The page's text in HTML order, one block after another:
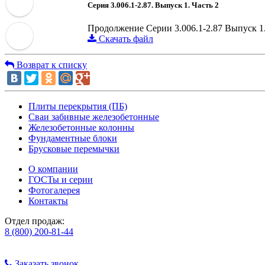
Серия 3.006.1-2.87. Выпуск 1. Часть 2
Продолжение Серии 3.006.1-2.87 Выпуск 1.
Скачать файл
Возврат к списку
Плиты перекрытия (ПБ)
Сваи забивные железобетонные
Железобетонные колонны
Фундаментные блоки
Брусковые перемычки
О компании
ГОСТы и серии
Фотогалерея
Контакты
Отдел продаж:
8 (800) 200-81-44